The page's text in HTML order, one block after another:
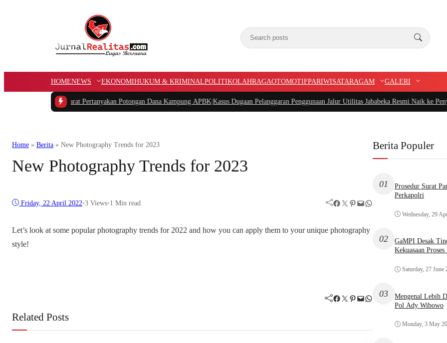
HOMENEWS EKONOMIHUKUM & KRIMINALPOLITIKOLAHRAGAOTOMOTIFPARIWISATARAGAM GALERI
Papua Barat Pertanyakan Potongan Dana Kampung APBK|Kasus Dugaan Pelanggaran Penggunaan Jalur Utilitas Jababeka Resmi Naik ke Penyidikan|
Home » Berita » New Photography Trends for 2023
New Photography Trends for 2023
Friday, 22 April 2022•3 Views•1 Min read Facebook Twitter Pinterest Mail WhatsApp
Let’s look at some popular photography trends for 2022 and how you can apply them to your unique photography
style!
Facebook Twitter Pinterest Mail WhatsApp
Related Posts
Berita Populer
01
Prosedur Surat
Perkapolri
Wednesday, 29
02
GaMPI Desak
Kekuasaan
Saturday, 27 June
03
Mengenal Lebih
Pol Ady Wibowo
Monday, 3 May